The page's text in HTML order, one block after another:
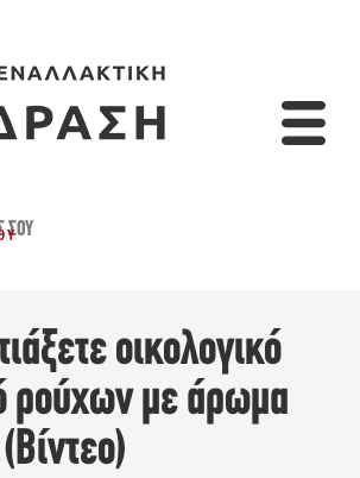
ΣΟΥ
οικολογικό
ρούχων με άρωμα